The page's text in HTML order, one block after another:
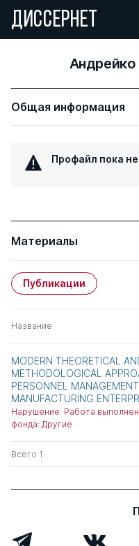
ДИССЕРНЕТ
Андрейко
Общая информация
Профайл пока
Материалы
Публикации
Название
MODERN THEORETICAL
METHODOLOGICAL
PERSONNEL
MANUFACTURING
Нарушение: Работа
фонда: Другие
Всего 1